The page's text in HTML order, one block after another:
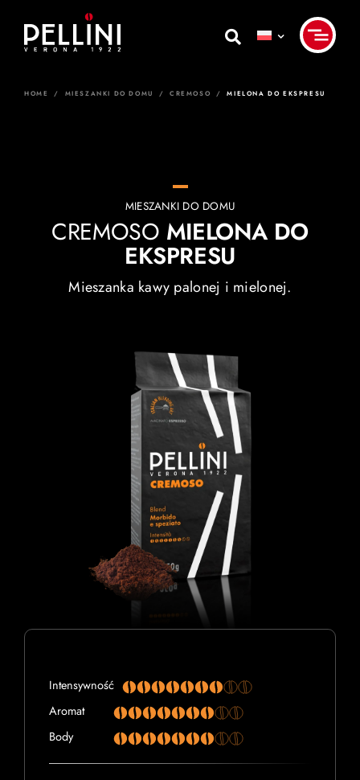
content
HOME / MIESZANKI DO DOMU / CREMOSO / MIELONA DO EKSPRESU
MIESZANKI DO DOMU
CREMOSO MIELONA DO
EKSPRESU
Mieszanka kawy palonej i mielonej.
Intensywność
Aromat
Body